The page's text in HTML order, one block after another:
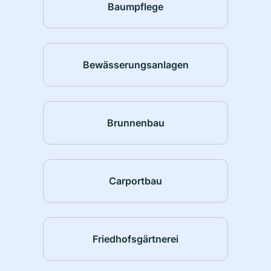
Baumpflege
Bewässerungsanlagen
Brunnenbau
Carportbau
Friedhofsgärtnerei